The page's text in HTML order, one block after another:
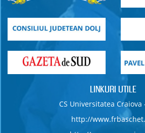
LINKURI UTILE
CS Universitatea Craiova
http://